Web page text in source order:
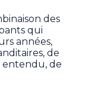
des
qui
années,
de
de